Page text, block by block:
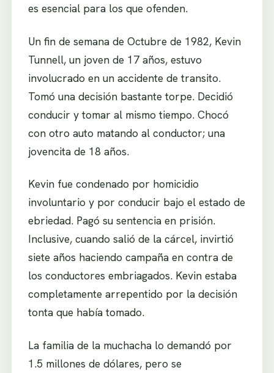
es esencial para los que ofenden.
Un fin de semana de Octubre de 1982, Kevin
Tunnell, un joven de 17 años, estuvo
involucrado en un accidente de transito.
Tomó una decisión bastante torpe. Decidió
conducir y tomar al mismo tiempo. Chocó
con otro auto matando al conductor; una
jovencita de 18 años.
Kevin fue condenado por homicidio
involuntario y por conducir bajo el estado de
ebriedad. Pagó su sentencia en prisión.
Inclusive, cuando salió de la cárcel, invirtió
siete años haciendo campaña en contra de
los conductores embriagados. Kevin estaba
completamente arrepentido por la decisión
tonta que había tomado.
La familia de la muchacha lo demandó por
1.5 millones de dólares, pero se